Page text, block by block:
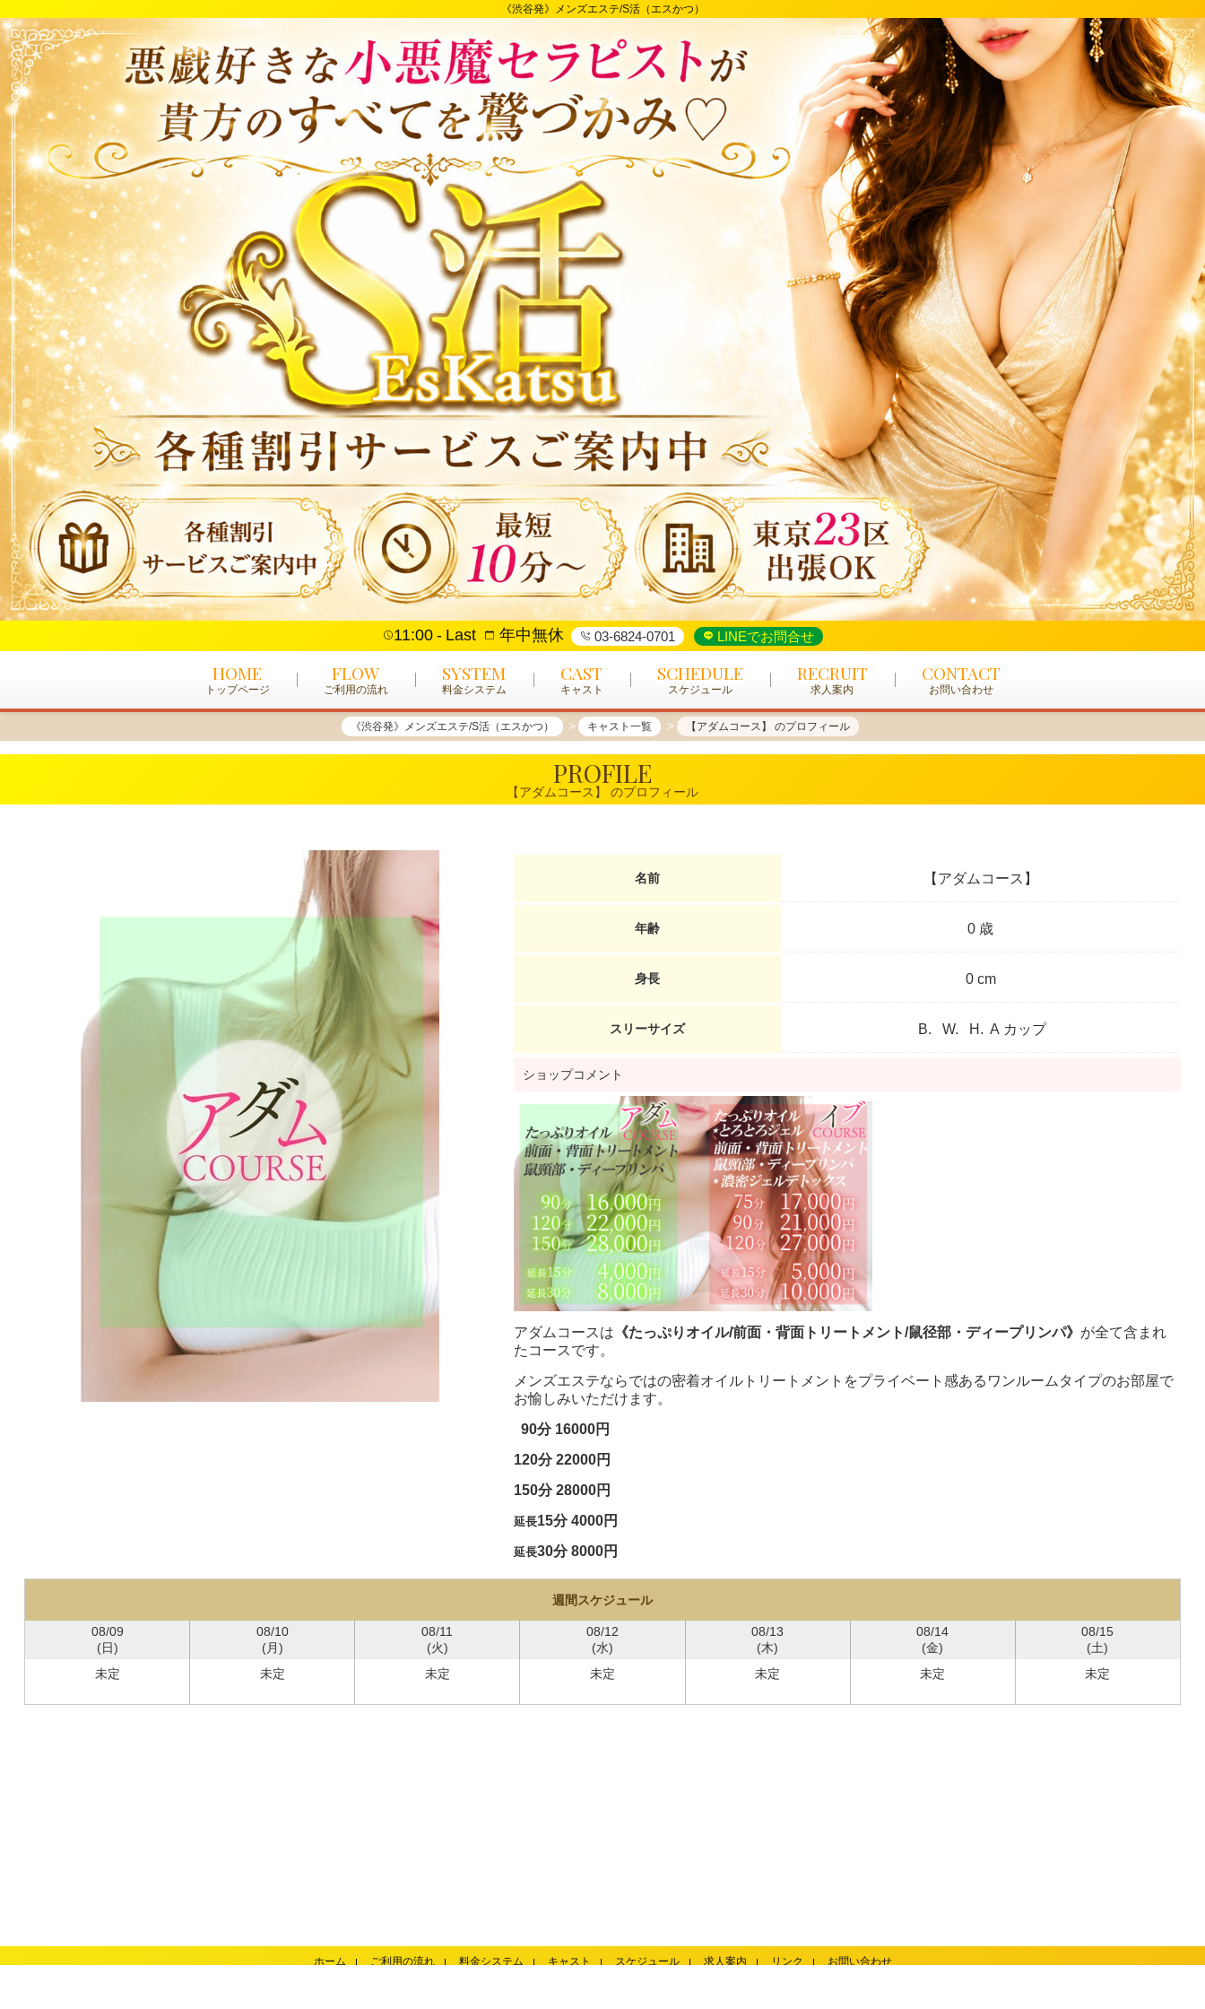
《渋谷発》メンズエステ/S活（エスかつ）
11:00 Last 年中無休 03-6824-0701 LINEでお問合せ
HOME
トップページ
FLOW
ご利用の流れ
SYSTEM
料金システム
CAST
キャスト
SCHEDULE
スケジュール
RECRUIT
求人案内
CONTACT
お問い合わせ
《渋谷発》メンズエステ/S活（エスかつ） キャスト一覧 【アダムコース】 のプロフィール
PROFILE
【アダムコース】 のプロフィール
名前 【アダムコース】
年齢 0 歳
身長 0 cm
スリーサイズ B. W. H. A カップ
ショップコメント
アダムコースは 《たっぷりオイル/前面・背面トリートメント/鼠径部・ディープリンパ》 が全て含まれ
たコースです。
メンズエステならではの密着オイルトリートメントをプライベート感あるワンルームタイプのお部屋で
お愉しみいただけます。
90分 16000円
120分 22000円
150分 28000円
延長15分 4000円
延長30分 8000円
週間スケジュール
08/09
(日)
08/10
(月)
08/11
(火)
08/12
(水)
08/13
(木)
08/14
(金)
08/15
(土)
未定
未定 未定 未定 未定 未定 未定
ホーム ご利用の流れ 料金システム キャスト スケジュール 求人案内 リンク お問い合わせ